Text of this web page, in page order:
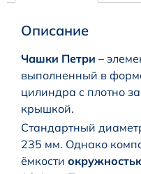
Описание
Чашки Петри –
выполненный в
цилиндра с плотно
крышкой.
Стандартный
235 мм. Однако
ёмкости